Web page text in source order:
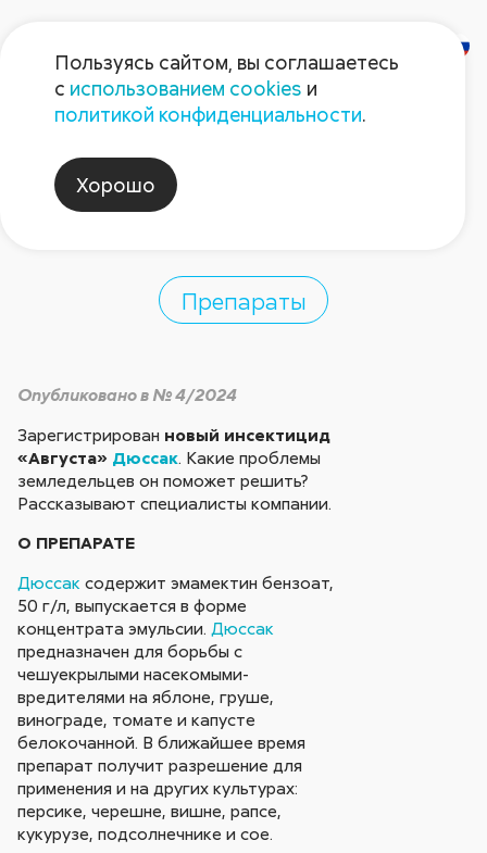
Дюссак –
победитель
чешуекрылых
Препараты
Опубликовано в № 4/2024
Зарегистрирован новый инсектицид
«Августа» Дюссак. Какие проблемы
земледельцев он поможет решить?
Рассказывают специалисты компании.
О ПРЕПАРАТЕ
Дюссак содержит эмамектин бензоат,
50 г/л, выпускается в форме
концентрата эмульсии. Дюссак
предназначен для борьбы с
чешуекрылыми насекомыми-
вредителями на яблоне, груше,
винограде, томате и капусте
белокочанной. В ближайшее время
препарат получит разрешение для
применения и на других культурах:
персике, черешне, вишне, рапсе,
кукурузе, подсолнечнике и сое.
Пользуясь сайтом, вы соглашаетесь
с использованием cookies и
политикой конфиденциальности.
Хорошо